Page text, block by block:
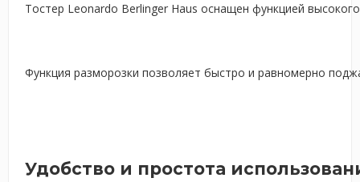
Тостер Leonardo Berlinger Haus оснащен функцией
Функция разморозки позволяет быстро и равномерно
Удобство и простота